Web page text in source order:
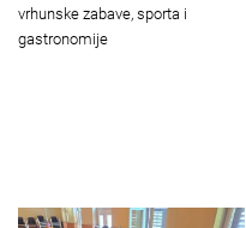
vrhunske zabave, sporta i
gastronomije